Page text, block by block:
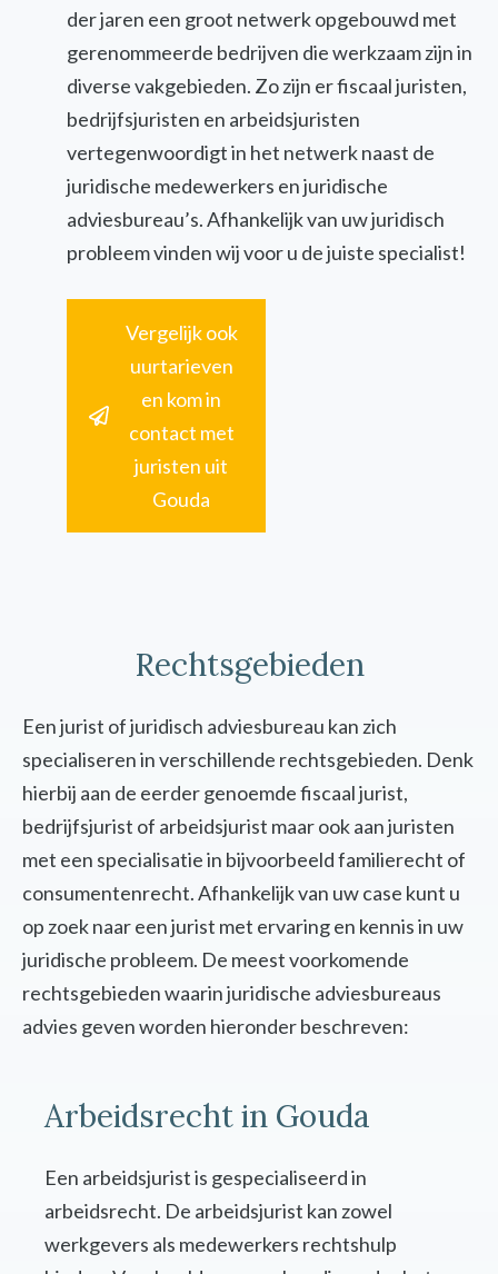
der jaren een groot netwerk opgebouwd met
gerenommeerde bedrijven die werkzaam zijn in
diverse vakgebieden. Zo zijn er fiscaal juristen,
bedrijfsjuristen en arbeidsjuristen
vertegenwoordigt in het netwerk naast de
juridische medewerkers en juridische
adviesbureau’s. Afhankelijk van uw juridisch
probleem vinden wij voor u de juiste specialist!
Vergelijk ook
uurtarieven
en kom in
contact met
juristen uit
Gouda
Rechtsgebieden
Een jurist of juridisch adviesbureau kan zich
specialiseren in verschillende rechtsgebieden. Denk
hierbij aan de eerder genoemde fiscaal jurist,
bedrijfsjurist of arbeidsjurist maar ook aan juristen
met een specialisatie in bijvoorbeeld familierecht of
consumentenrecht. Afhankelijk van uw case kunt u
op zoek naar een jurist met ervaring en kennis in uw
juridische probleem. De meest voorkomende
rechtsgebieden waarin juridische adviesbureaus
advies geven worden hieronder beschreven:
Arbeidsrecht in Gouda
Een arbeidsjurist is gespecialiseerd in
arbeidsrecht. De arbeidsjurist kan zowel
werkgevers als medewerkers rechtshulp